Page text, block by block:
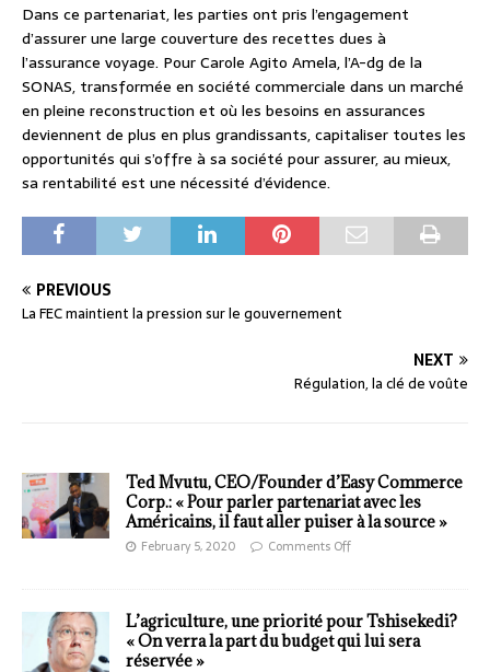
Dans ce partenariat, les parties ont pris l’engagement
d’assurer une large couverture des recettes dues à
l’assurance voyage. Pour Carole Agito Amela, l’A-dg de la
SONAS, transformée en société commerciale dans un marché
en pleine reconstruction et où les besoins en assurances
deviennent de plus en plus grandissants, capitaliser toutes les
opportunités qui s’offre à sa société pour assurer, au mieux,
sa rentabilité est une nécessité d’évidence.
PREVIOUS
La FEC maintient la pression sur le gouvernement
NEXT
Régulation, la clé de voûte
Ted Mvutu, CEO/Founder d’Easy Commerce
Corp.: « Pour parler partenariat avec les
Américains, il faut aller puiser à la source »
February 5, 2020 Comments Off
L’agriculture, une priorité pour Tshisekedi?
« On verra la part du budget qui lui sera
réservée »